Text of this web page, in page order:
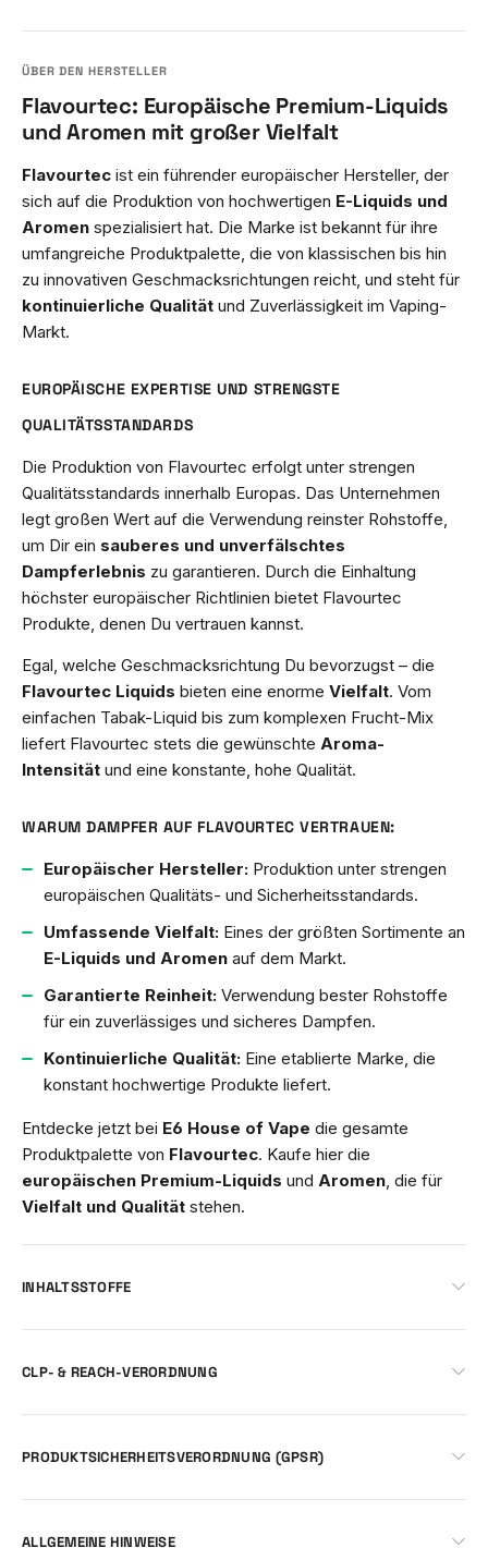
Flavourtec: Europäische Premium-Liquids
und Aromen mit großer Vielfalt
Flavourtec ist ein führender europäischer Hersteller, der
sich auf die Produktion von hochwertigen E-Liquids und
Aromen spezialisiert hat. Die Marke ist bekannt für ihre
umfangreiche Produktpalette, die von klassischen bis hin
zu innovativen Geschmacksrichtungen reicht, und steht für
kontinuierliche Qualität und Zuverlässigkeit im Vaping-
Markt.
EUROPÄISCHE EXPERTISE UND STRENGSTE
QUALITÄTSSTANDARDS
Die Produktion von Flavourtec erfolgt unter strengen
Qualitätsstandards innerhalb Europas. Das Unternehmen
legt großen Wert auf die Verwendung reinster Rohstoffe,
um Dir ein sauberes und unverfälschtes
Dampferlebnis zu garantieren. Durch die Einhaltung
höchster europäischer Richtlinien bietet Flavourtec
Produkte, denen Du vertrauen kannst.
Egal, welche Geschmacksrichtung Du bevorzugst – die
Flavourtec Liquids bieten eine enorme Vielfalt. Vom
einfachen Tabak-Liquid bis zum komplexen Frucht-Mix
liefert Flavourtec stets die gewünschte Aroma-
Intensität und eine konstante, hohe Qualität.
WARUM DAMPFER AUF FLAVOURTEC VERTRAUEN:
Europäischer Hersteller: Produktion unter strengen
europäischen Qualitäts- und Sicherheitsstandards.
Umfassende Vielfalt: Eines der größten Sortimente an
E-Liquids und Aromen auf dem Markt.
Garantierte Reinheit: Verwendung bester Rohstoffe
für ein zuverlässiges und sicheres Dampfen.
Kontinuierliche Qualität: Eine etablierte Marke, die
konstant hochwertige Produkte liefert.
Entdecke jetzt bei E6 House of Vape die gesamte
Produktpalette von Flavourtec. Kaufe hier die
europäischen Premium-Liquids und Aromen , die für
Vielfalt und Qualität stehen.
INHALTSSTOFFE
CLP- & REACH-VERORDNUNG
PRODUKTSICHERHEITSVERORDNUNG (GPSR)
ALLGEMEINE HINWEISE